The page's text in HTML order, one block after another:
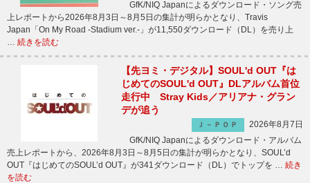
GfK/NIQ Japanによるダウンロード・ソング売
上レポートから2026年8月3日～8月5日の集計が明らかとなり、Travis
Japan「On My Road -Stadium ver.-」が11,550ダウンロード（DL）を売り上
… 続きを読む
【先ヨミ・デジタル】SOUL'd OUT『は
じめてのSOUL'd OUT』DLアルバム首位
走行中 Stray Kids／アリアナ・グラン
デが追う
Ｊ－ＰＯＰ
2026年8月7日
GfK/NIQ Japanによるダウンロード・アルバム
売上レポートから、2026年8月3日～8月5日の集計が明らかとなり、SOUL’d
OUT『はじめてのSOUL’d OUT』が341ダウンロード（DL）でトップを … 続き
を読む